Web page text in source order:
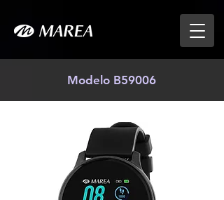
Modelo B59006